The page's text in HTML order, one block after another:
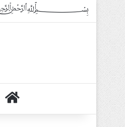
﷽ امروز: یکشنبه